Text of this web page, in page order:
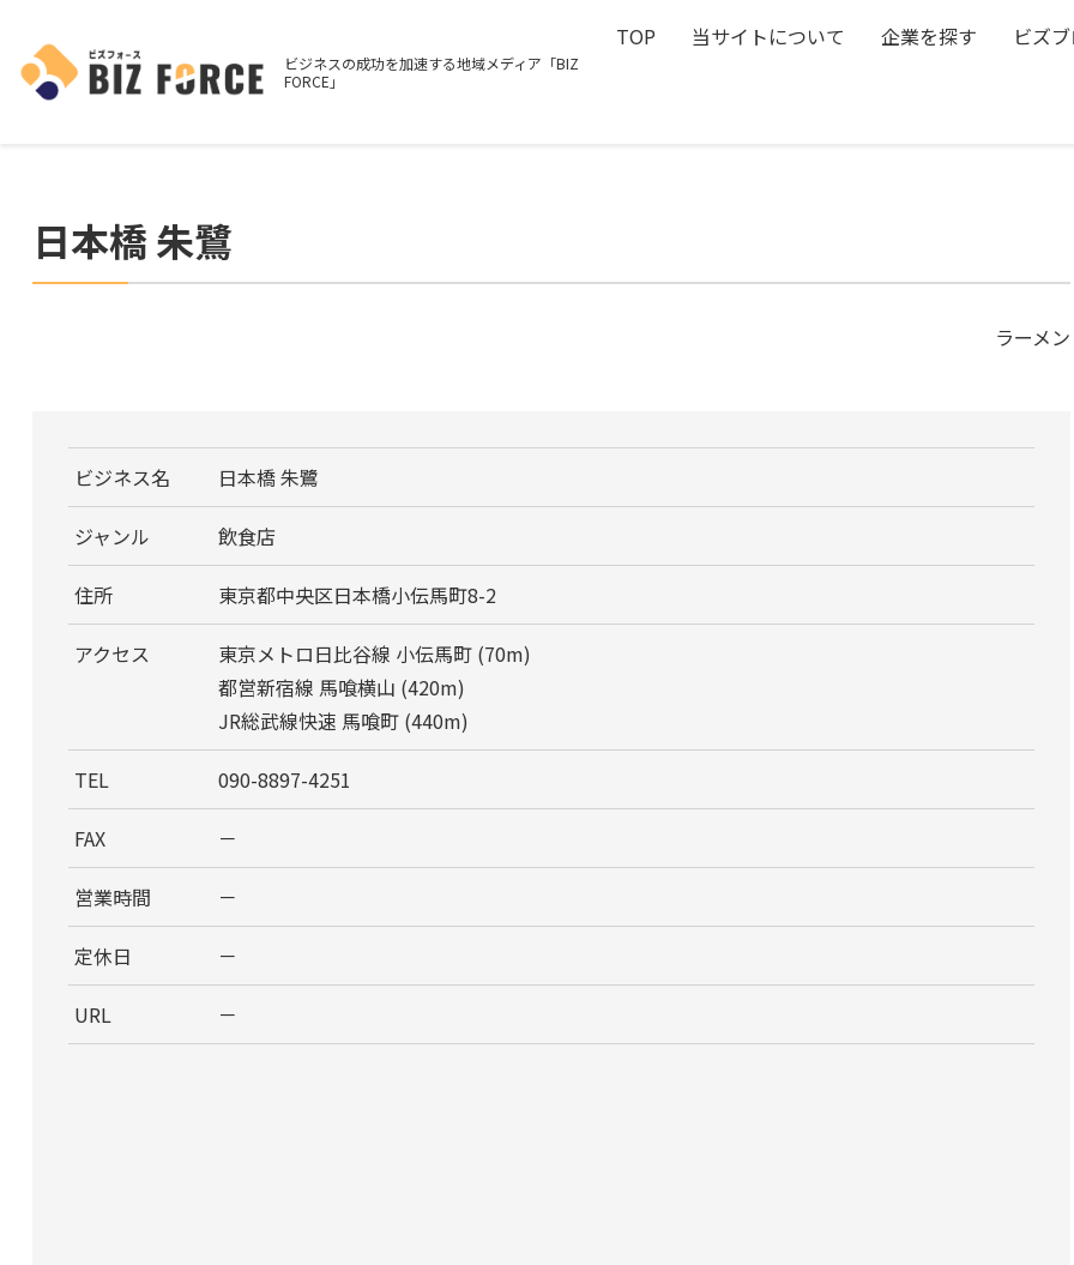
ビジネスの成功を加速する地域メディア「BIZ
FORCE」
TOP 当サイトについて 企業を探す ビズ
日本橋 朱鷺
ラーメン
ビジネス名 日本橋 朱鷺
ジャンル 飲食店
住所 東京都中央区日本橋小伝馬町8-2
アクセス
東京メトロ日比谷線 小伝馬町 (70m)
都営新宿線 馬喰横山 (420m)
JR総武線快速 馬喰町 (440m)
TEL 090-8897-4251
FAX －
営業時間 －
定休日 －
URL －